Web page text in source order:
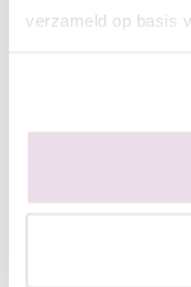
verzameld op basis
De verpakking bevat
onderweg. Door dit
ook in displays
jouw klanten en